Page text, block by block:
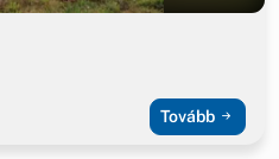
Tovább